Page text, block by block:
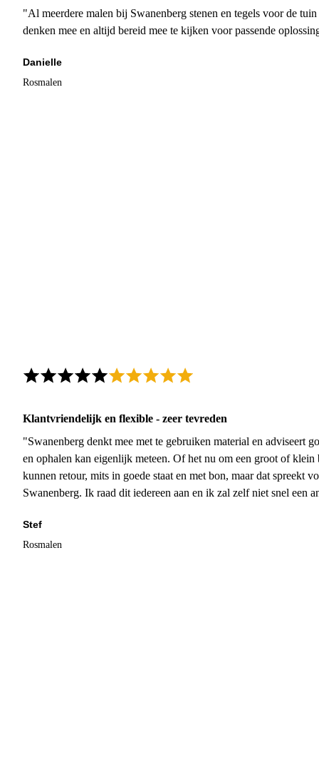
"Al meerdere malen bij Swanenberg stenen en tegels voor de
denken mee en altijd bereid mee te kijken voor passende
Danielle
Rosmalen
Klantvriendelijk en flexible - zeer tevreden
"Swanenberg denkt mee met te gebruiken material en adviseert
en ophalen kan eigenlijk meteen. Of het nu om een groot of
kunnen retour, mits in goede staat en met bon, maar dat spreekt
Swanenberg. Ik raad dit iedereen aan en ik zal zelf niet snel een
Stef
Rosmalen